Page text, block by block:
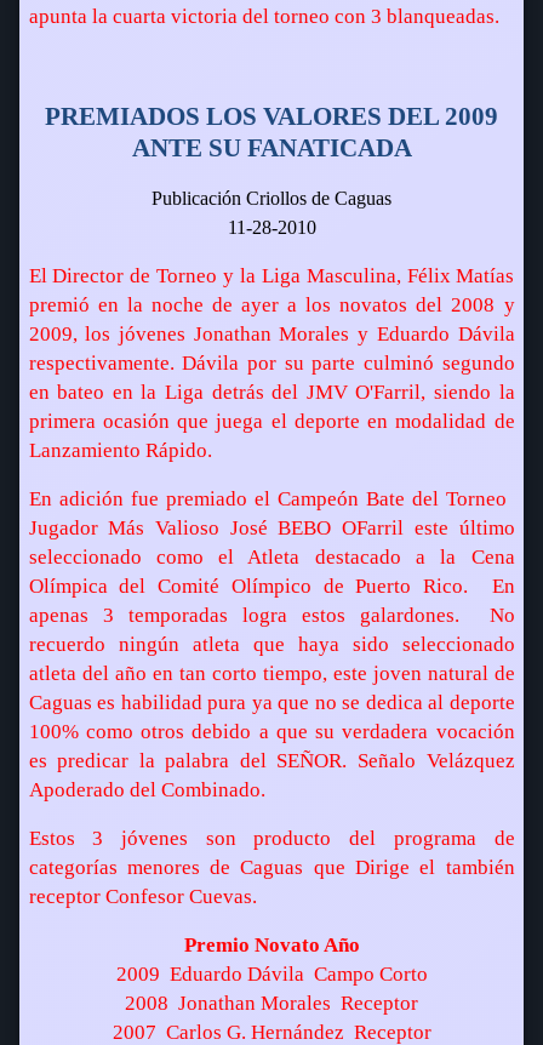
apunta la cuarta victoria del torneo con 3 blanqueadas.
PREMIADOS LOS VALORES DEL 2009
ANTE SU FANATICADA
Publicación Criollos de Caguas
11-28-2010
El Director de Torneo y la Liga Masculina, Félix Matías
premió en la noche de ayer a los novatos del 2008 y
2009, los jóvenes Jonathan Morales y Eduardo Dávila
respectivamente. Dávila por su parte culminó segundo
en bateo en la Liga detrás del JMV O'Farril, siendo la
primera ocasión que juega el deporte en modalidad de
Lanzamiento Rápido.
En adición fue premiado el Campeón Bate del Torneo 
Jugador Más Valioso José BEBO OFarril este último
seleccionado como el Atleta destacado a la Cena
Olímpica del Comité Olímpico de Puerto Rico.
En
apenas 3 temporadas logra estos galardones.
No
recuerdo ningún atleta que haya sido seleccionado
atleta del año en tan corto tiempo, este joven natural de
Caguas es habilidad pura ya que no se dedica al deporte
100% como otros debido a que su verdadera vocación
es predicar la palabra del SEÑOR. Señalo Velázquez
Apoderado del Combinado.
Estos 3 jóvenes son producto del programa de
categorías menores de Caguas que Dirige el también
receptor Confesor Cuevas.
Premio Novato Año
2009  Eduardo Dávila  Campo Corto
2008  Jonathan Morales  Receptor
2007  Carlos G. Hernández  Receptor